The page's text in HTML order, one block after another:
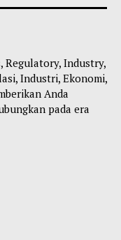
Regulatory, Industry,
Industri, Ekonomi,
Anda
pada era